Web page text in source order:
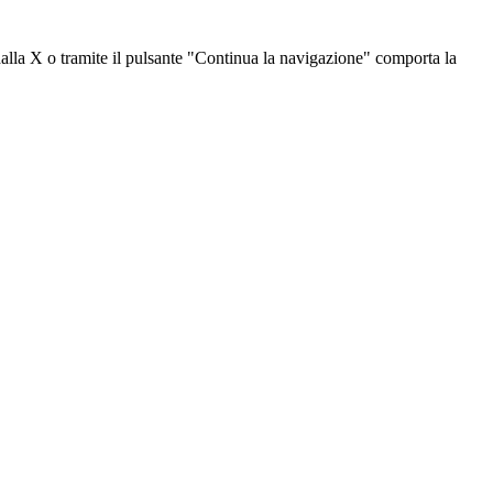
X o tramite il pulsante "Continua la navigazione" comporta la